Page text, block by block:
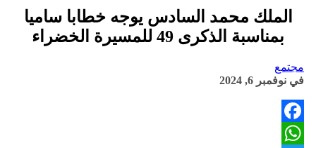
الملك محمد السادس يوجه خطابا ساميا
بمناسبة الذكرى 49 للمسيرة الخضراء
مجتمع
في نوفمبر 6, 2024
Facebook